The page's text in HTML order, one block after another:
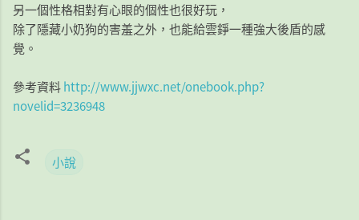
另一個性格相對有心眼的個性也很好玩，
除了隱藏小奶狗的害羞之外，也能給雲錚一種強大後盾的感
覺。
參考資料http://www.jjwxc.net/onebook.php?
novelid=3236948
小說